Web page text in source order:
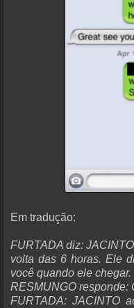
Em tradução:
FURTADA diz:
volta das 6 horas. Ele
você quando ele chegar.
RESMUNGO responde:
FURTADA: JACINTO